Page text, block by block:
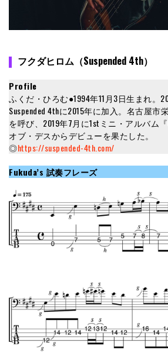
フクダヒロム（Suspended 4th）
Profile
ふくだ・ひろむ●1994年11月3日生まれ。
Suspended 4thに2015年に加入。名古屋
を呼び、2019年7月に1stミニ・アルバム『
オブ・デスからデビューを果たした。
◎https://suspended-4th.com/
Fukuda’s 試奏フレーズ